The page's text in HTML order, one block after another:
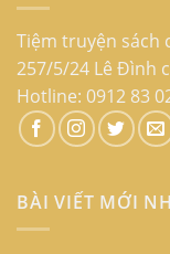
Tiệm truyện sách
257/5/24 Lê Đình
Hotline: 0912 83
BÀI VIẾT MỚI